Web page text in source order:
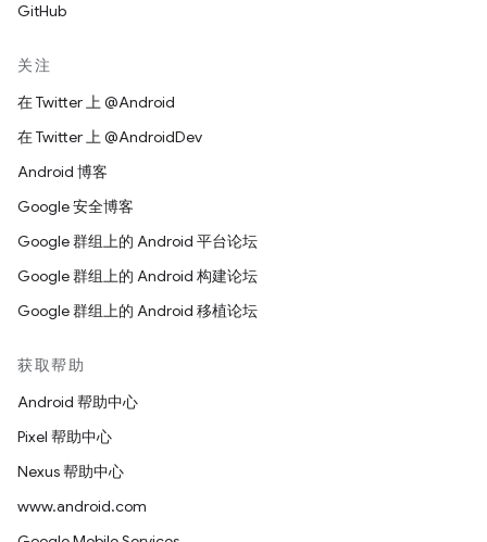
GitHub
关注
在 Twitter 上 @Android
在 Twitter 上 @AndroidDev
Android 博客
Google 安全博客
Google 群组上的 Android 平台论坛
Google 群组上的 Android 构建论坛
Google 群组上的 Android 移植论坛
获取帮助
Android 帮助中心
Pixel 帮助中心
Nexus 帮助中心
www.android.com